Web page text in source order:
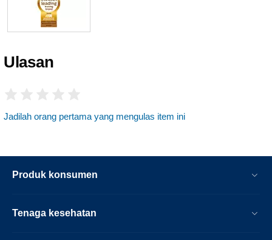
Ulasan
Jadilah orang pertama yang mengulas item ini
Produk konsumen
Tenaga kesehatan